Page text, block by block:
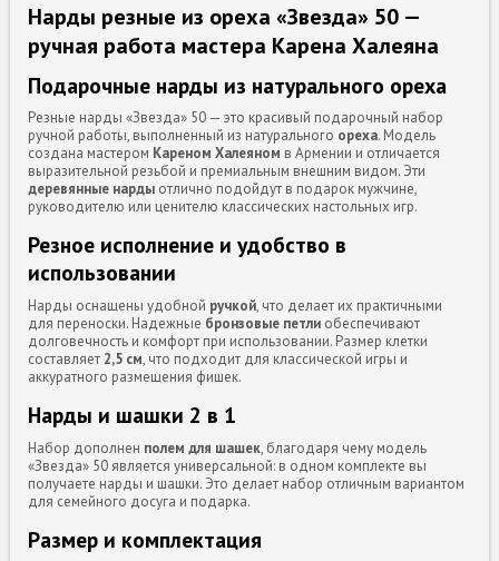
Нарды резные из ореха «Звезда» 50 —
ручная работа мастера Карена Халеяна
Подарочные нарды из натурального ореха
Резные нарды «Звезда» 50 — это красивый подарочный набор
ручной работы, выполненный из натурального ореха. Модель
создана мастером Кареном Халеяном в Армении и отличается
выразительной резьбой и премиальным внешним видом. Эти
деревянные нарды отлично подойдут в подарок мужчине,
руководителю или ценителю классических настольных игр.
Резное исполнение и удобство в
использовании
Нарды оснащены удобной ручкой, что делает их практичными
для переноски. Надежные бронзовые петли обеспечивают
долговечность и комфорт при использовании. Размер клетки
составляет 2,5 см, что подходит для классической игры и
аккуратного размещения фишек.
Нарды и шашки 2 в 1
Набор дополнен полем для шашек, благодаря чему модель
«Звезда» 50 является универсальной: в одном комплекте вы
получаете нарды и шашки. Это делает набор отличным вариантом
для семейного досуга и подарка.
Размер и комплектация